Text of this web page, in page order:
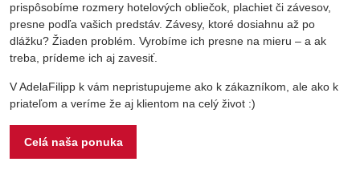
prispôsobíme rozmery hotelových obliečok, plachiet či závesov,
presne podľa vašich predstáv. Závesy, ktoré dosiahnu až po
dlážku? Žiaden problém. Vyrobíme ich presne na mieru – a ak
treba, prídeme ich aj zavesiť.
V AdelaFilipp k vám nepristupujeme ako k zákazníkom, ale ako k
priateľom a veríme že aj klientom na celý život :)
Celá naša ponuka